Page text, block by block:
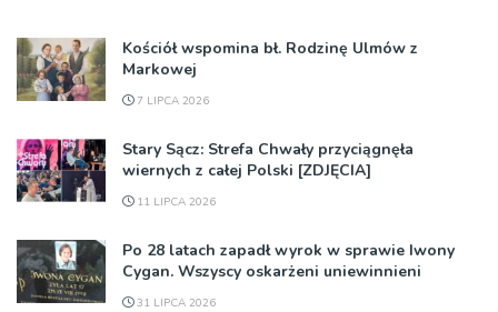
Kościół wspomina bł. Rodzinę Ulmów z
Markowej
7 LIPCA 2026
Stary Sącz: Strefa Chwały przyciągnęła
wiernych z całej Polski [ZDJĘCIA]
11 LIPCA 2026
Po 28 latach zapadł wyrok w sprawie Iwony
Cygan. Wszyscy oskarżeni uniewinnieni
31 LIPCA 2026